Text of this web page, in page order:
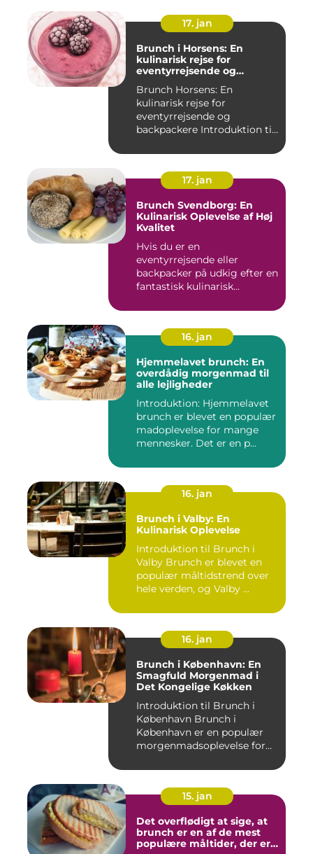
17. jan
Brunch i Horsens: En
kulinarisk rejse for
eventyrrejsende og
Brunch Horsens: En
kulinarisk rejse for
eventyrrejsende og
backpackere Introduktion til
17. jan
Brunch Svendborg: En
Kulinarisk Oplevelse af Høj
Kvalitet
Hvis du er en
eventyrrejsende eller
backpacker på udkig efter en
fantastisk kulinarisk
16. jan
Hjemmelavet brunch: En
overdådig morgenmad til
alle lejligheder
Introduktion: Hjemmelavet
brunch er blevet en populær
madoplevelse for mange
mennesker. Det er en p...
16. jan
Brunch i Valby: En
Kulinarisk Oplevelse
Introduktion til Brunch i
Valby Brunch er blevet en
populær måltidstrend over
hele verden, og Valby ...
16. jan
Brunch i København: En
Smagfuld Morgenmad i
Det Kongelige Køkken
Introduktion til Brunch i
København Brunch i
København er en populær
morgenmadsoplevelse for
15. jan
Det overflødigt at sige, at
brunch er en af de mest
populære måltider, der er